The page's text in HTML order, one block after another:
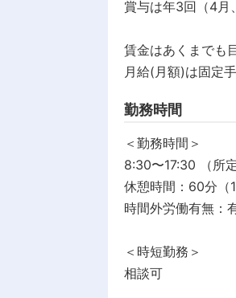
賞与は年3回（4月
賃金はあくまでも
月給(月額)は固定
勤務時間
＜勤務時間＞
8:30〜17:30 （所
休憩時間：60分（
時間外労働有無：
＜時短勤務＞
相談可